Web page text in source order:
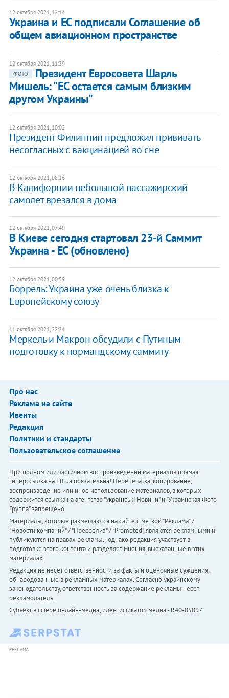
12 октября 2021, 12:14
Украина и ЕС подписали Соглашение об
общем авиационном пространстве
12 октября 2021, 11:39
ФОТО
Президент Евросовета Шарль
Мишель: "ЕС остается самым близким
другом Украины"
12 октября 2021, 10:02
Президент Филиппин предложил прививать
несогласных с вакцинацией во сне
12 октября 2021, 08:16
В Калифорнии небольшой пассажирский
самолет врезался в дома
12 октября 2021, 07:49
В Киеве сегодня стартовал 23-й Саммит
Украина - ЕС (обновлено)
12 октября 2021, 00:59
Боррель: Украина уже очень близка к
Европейскому союзу
11 октября 2021, 22:24
Меркель и Макрон обсудили с Путиным
подготовку к нормандскому саммиту
Про нас
Реклама на сайте
Ивенты
Редакция
Политики и стандарты
Пользовательское соглашение
При полном или частичном воспроизведении материалов прямая
гиперссылка на LB.ua обязательна! Перепечатка, копирование,
воспроизведение или иное использование материалов, в которых
содержится ссылка на агентство "Українськi Новини" и "Украинская Фото
Группа" запрещено.
Материалы, которые размещаются на сайте с меткой "Реклама" /
"Новости компаний" / "Пресрелиз" / "Promoted", являются рекламными и
публикуются на правах рекламы. , однако редакция участвует в
подготовке этого контента и разделяет мнения, высказанные в этих
материалах.
Редакция не несет ответственности за факты и оценочные суждения,
обнародованные в рекламных материалах. Согласно украинскому
законодательству, ответственность за содержание рекламы несет
рекламодатель.
Субъект в сфере онлайн-медиа; идентификатор медиа - R40-05097
РЕКЛАМА